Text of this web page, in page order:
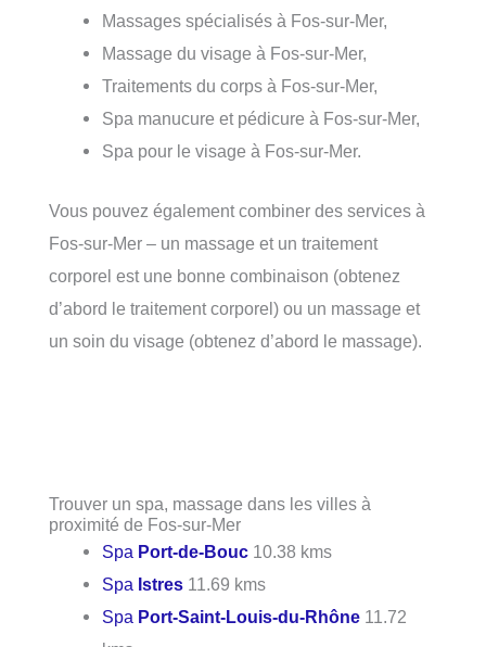
Massages spécialisés à Fos-sur-Mer,
Massage du visage à Fos-sur-Mer,
Traitements du corps à Fos-sur-Mer,
Spa manucure et pédicure à Fos-sur-Mer,
Spa pour le visage à Fos-sur-Mer.
Vous pouvez également combiner des services à
Fos-sur-Mer – un massage et un traitement
corporel est une bonne combinaison (obtenez
d’abord le traitement corporel) ou un massage et
un soin du visage (obtenez d’abord le massage).
Trouver un spa, massage dans les villes à
proximité de Fos-sur-Mer
Spa Port-de-Bouc 10.38 kms
Spa Istres 11.69 kms
Spa Port-Saint-Louis-du-Rhône 11.72